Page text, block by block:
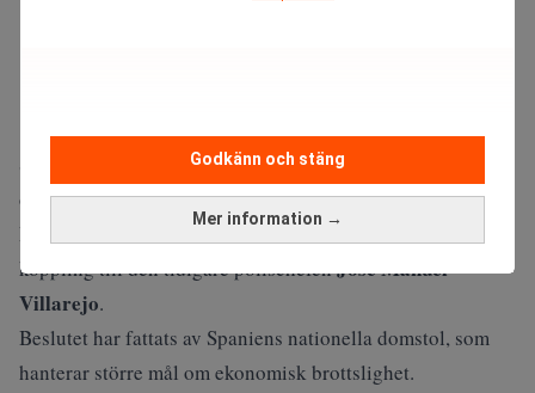
Mer information →
Godkänn och stäng
Spaniens näst största bank BBVA och bankens tidigare
ordförandeFrancisco Gonzálezställs nu inför rätta.
De är misstänkta för omfattande företagsspioneri med
koppling till den tidigare polischefenJosé Manuel
Villarejo.
Beslutet har fattats av Spaniens nationella domstol, som
hanterar större mål om ekonomisk brottslighet.